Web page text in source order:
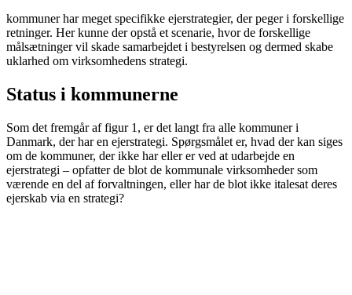
kommuner har meget specifikke ejerstrategier, der peger i forskellige
retninger. Her kunne der opstå et scenarie, hvor de forskellige
målsætninger vil skade samarbejdet i bestyrelsen og dermed skabe
uklarhed om virksomhedens strategi.
Status i kommunerne
Som det fremgår af figur 1, er det langt fra alle kommuner i
Danmark, der har en ejerstrategi. Spørgsmålet er, hvad der kan siges
om de kommuner, der ikke har eller er ved at udarbejde en
ejerstrategi – opfatter de blot de kommunale virksomheder som
værende en del af forvaltningen, eller har de blot ikke italesat deres
ejerskab via en strategi?